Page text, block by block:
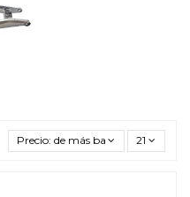
Precio: de más bajo a más alto
21